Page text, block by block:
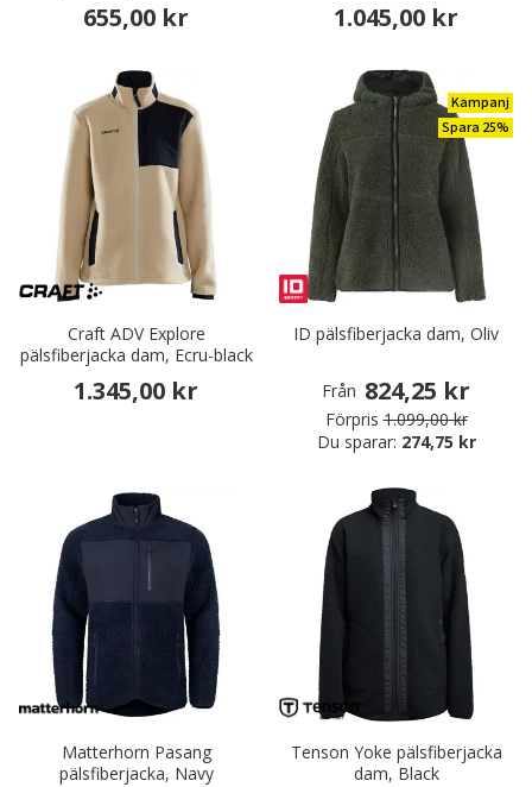
655,00 kr 1.045,00 kr
Craft ADV Explore
pälsfiberjacka dam, Ecru-black
1.345,00 kr
Kampanj
Spara 25%
ID pälsfiberjacka dam, Oliv
Från 824,25 kr
Förpris 1.099,00 kr
Du sparar: 274,75 kr
Matterhorn Pasang
pälsfiberjacka, Navy
Tenson Yoke pälsfiberjacka
dam, Black